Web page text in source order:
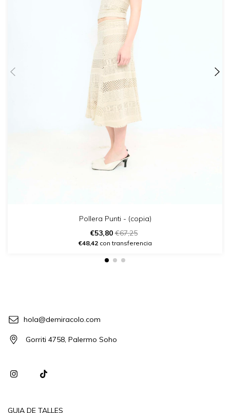
Pollera Punti - (copia)
€53,80€67,25
€48,42con transferencia
hola@demiracolo.com
Gorriti 4758, Palermo Soho
GUIA DE TALLES